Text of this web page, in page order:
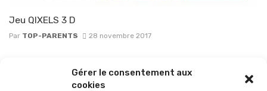
Gérer le consentement aux
cookies
Jeu QIXELS 3 D
Par TOP-PARENTS 28 novembre 2017
1 2 3 ... 14